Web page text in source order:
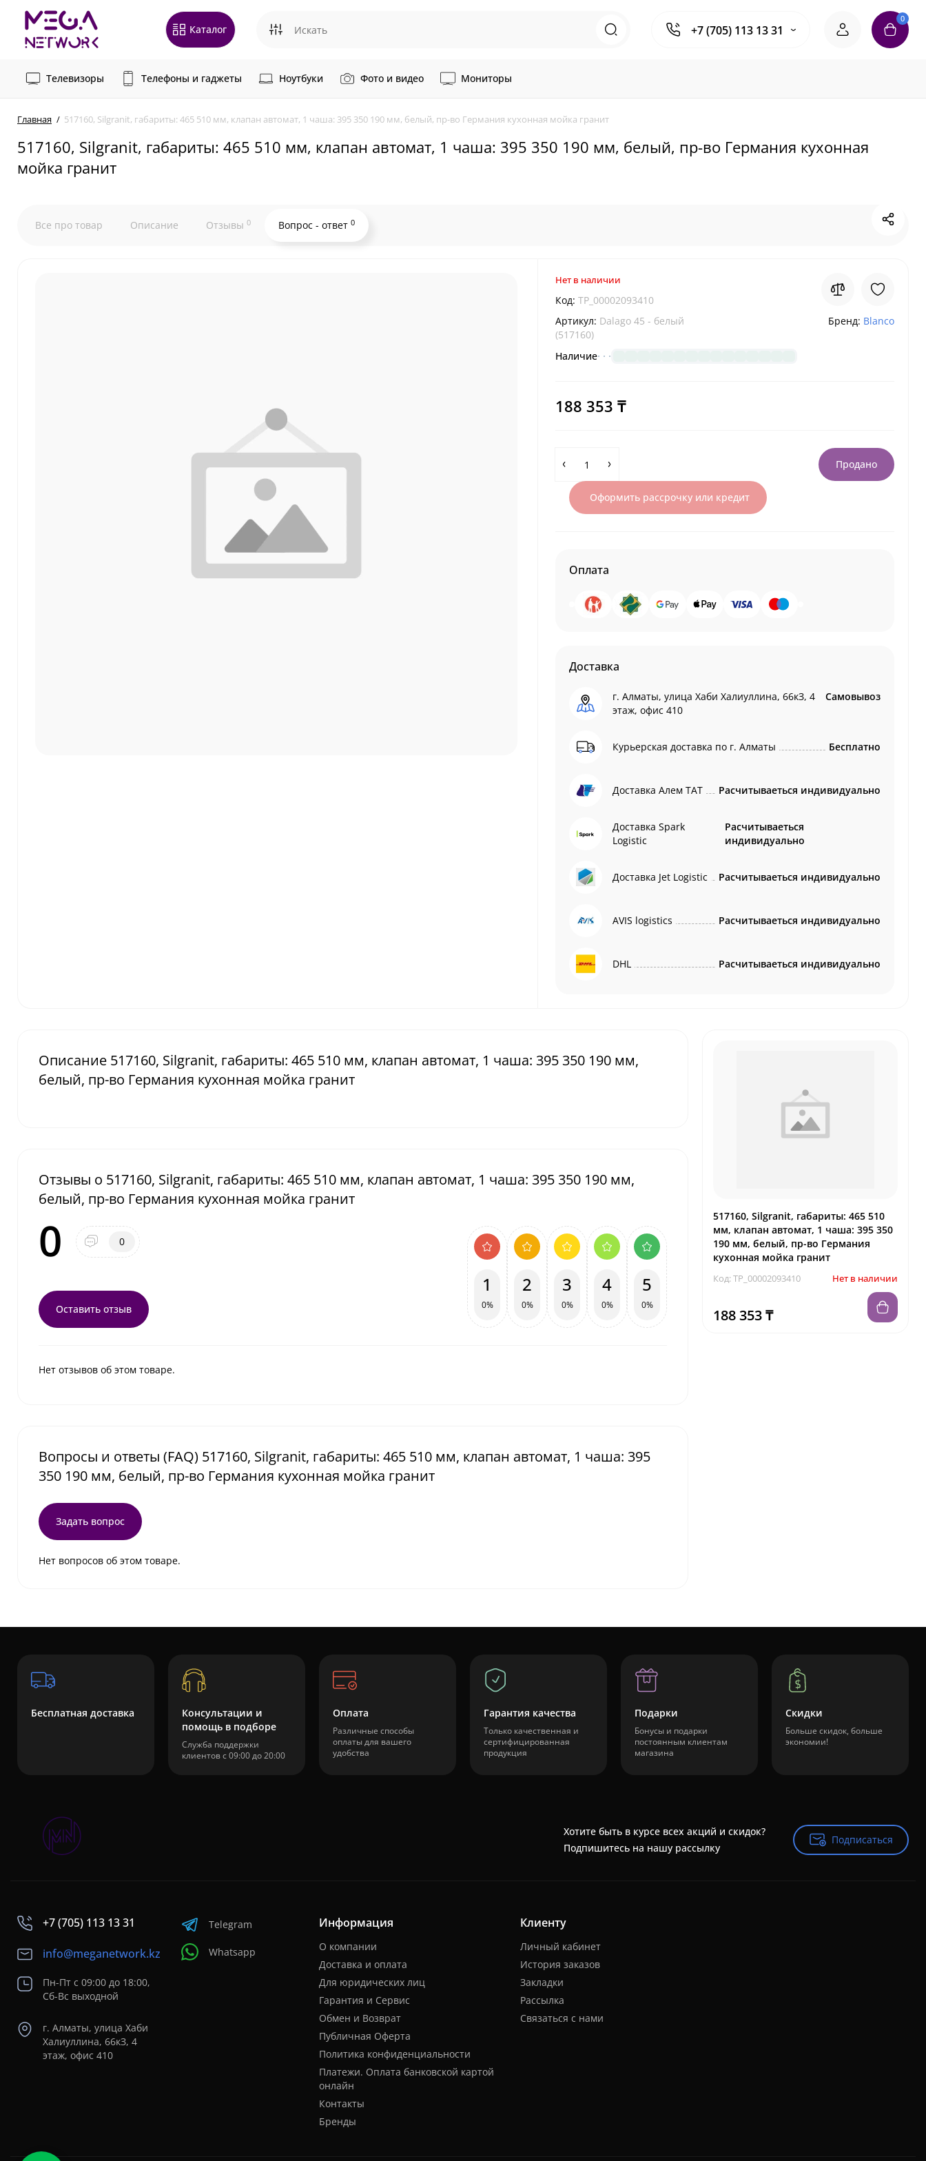
Каталог +7 (705) 113 13 31
0
Телевизоры Телефоны и гаджеты Ноутбуки Фото и видео Мониторы
Главная 517160, Silgranit, габариты: 465 510 мм, клапан автомат, 1 чаша: 395 350 190 мм, белый, пр-во Германия кухонная мойка гранит
517160, Silgranit, габариты: 465 510 мм, клапан автомат, 1 чаша: 395 350 190 мм, белый, пр-во Германия кухонная
мойка гранит
Все про товар Описание Отзывы 0 Вопрос - ответ 0
Нет в наличии
Код: TP_00002093410
Артикул: Dalago 45 - белый
(517160)
Наличие
Бренд: Blanco
188 353 ₸
Продано
Оформить рассрочку или кредит
Оплата
Доставка
г. Алматы, улица Хаби Халиуллина, 66кЗ, 4
этаж, офис 410
Самовывоз
Курьерская доставка по г. Алматы Бесплатно
Доставка Алем ТАТ Расчитываеться индивидуально
Доставка Spark
Logistic
Расчитываеться
индивидуально
Доставка Jet Logistic Расчитываеться индивидуально
AVIS logistics Расчитываеться индивидуально
DHL Расчитываеться индивидуально
Описание 517160, Silgranit, габариты: 465 510 мм, клапан автомат, 1 чаша: 395 350 190 мм,
белый, пр-во Германия кухонная мойка гранит
Отзывы о 517160, Silgranit, габариты: 465 510 мм, клапан автомат, 1 чаша: 395 350 190 мм,
белый, пр-во Германия кухонная мойка гранит
0 0
Оставить отзыв
1
0%
2
0%
3
0%
4
0%
5
0%
Нет отзывов об этом товаре.
Вопросы и ответы (FAQ) 517160, Silgranit, габариты: 465 510 мм, клапан автомат, 1 чаша: 395
350 190 мм, белый, пр-во Германия кухонная мойка гранит
Задать вопрос
Нет вопросов об этом товаре.
517160, Silgranit, габариты: 465 510
мм, клапан автомат, 1 чаша: 395 350
190 мм, белый, пр-во Германия
кухонная мойка гранит
Код: TP_00002093410 Нет в наличии
188 353 ₸
Бесплатная доставка
Консультации и
помощь в подборе
Служба поддержки
клиентов с 09:00 до 20:00
Оплата
Различные способы
оплаты для вашего
удобства
Гарантия качества
Только качественная и
сертифицированная
продукция
Подарки
Бонусы и подарки
постоянным клиентам
магазина
Скидки
Больше скидок, больше
экономии!
Хотите быть в курсе всех акций и скидок?
Подпишитесь на нашу рассылку
Подписаться
Подписаться
+7 (705) 113 13 31
info@meganetwork.kz
Пн-Пт с 09:00 до 18:00,
Сб-Вс выходной
г. Алматы, улица Хаби
Халиуллина, 66кЗ, 4
этаж, офис 410
Telegram
Whatsapp
Информация
О компании
Доставка и оплата
Для юридических лиц
Гарантия и Сервис
Обмен и Возврат
Публичная Оферта
Политика конфиденциальности
Платежи. Оплата банковской картой
онлайн
Контакты
Бренды
Клиенту
Личный кабинет
История заказов
Закладки
Рассылка
Связаться с нами